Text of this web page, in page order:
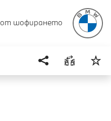
от шофирането